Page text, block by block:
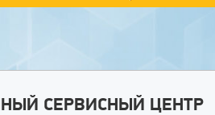
СЕРВИСНЫЙ ЦЕНТР